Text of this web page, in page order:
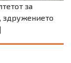
за
здружението